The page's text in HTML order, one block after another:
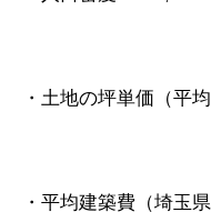
・土地の坪単価（平
・平均建築費（埼玉